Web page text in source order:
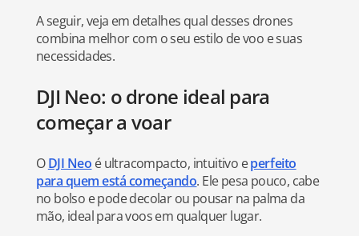
A seguir, veja em detalhes qual desses drones
combina melhor com o seu estilo de voo e suas
necessidades.
DJI Neo: o drone ideal para
começar a voar
ODJI Neo é ultracompacto, intuitivo eperfeito
para quem está começando. Ele pesa pouco, cabe
no bolso e pode decolar ou pousar na palma da
mão, ideal para voos em qualquer lugar.